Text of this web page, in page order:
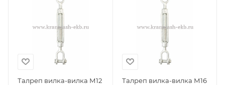
Талреп вилка-вилка М12
Талреп вилка-вилка М16